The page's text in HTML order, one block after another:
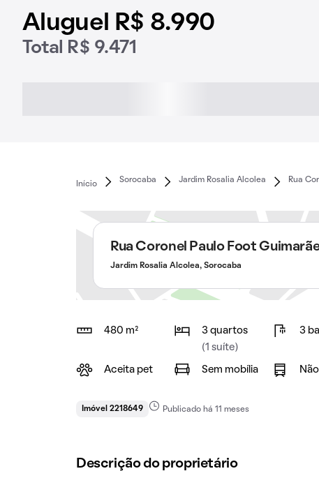
Aluguel R$ 8.990
Total R$ 9.471
Início
Sorocaba Jardim Rosalia Alcolea Rua
Rua Coronel Paulo Foot
Jardim Rosalia Alcolea, Sorocaba
480 m²
3 quartos
(1 suíte)
3
Aceita pet Sem mobília
Imóvel 2218649 Publicado há 11 meses
Descrição do proprietário